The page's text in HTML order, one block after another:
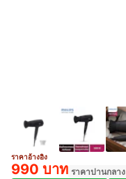
ราคาอ้างอิง
990 บาท ราคาปานกลาง